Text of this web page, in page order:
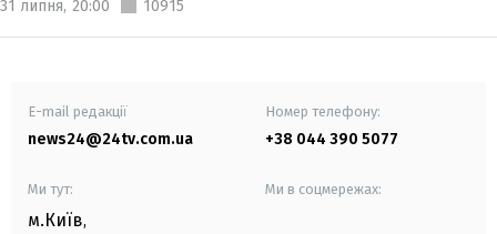
31 липня, 20:00 10915
E-mail редакції
news24@24tv.com.ua
Номер телефону:
+38 044 390 5077
Ми тут:
м.Київ,
Ми в соцмережах: